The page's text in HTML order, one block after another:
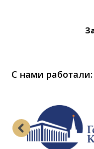
С нами работали: